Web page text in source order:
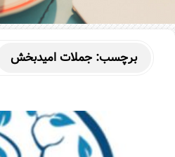
برچسب: جملات امیدبخش